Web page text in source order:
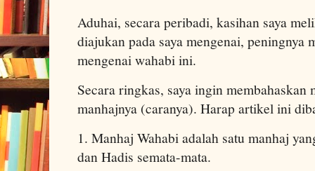
Aduhai, secara peribadi, kasihan saya
diajukan pada saya mengenai, peningnya
mengenai wahabi ini.
Secara ringkas, saya ingin membahaskan
manhajnya (caranya). Harap artikel ini
1. Manhaj Wahabi adalah satu manhaj
dan Hadis semata-mata.